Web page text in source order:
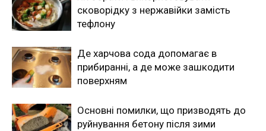
сковорідку з нержавійки замість
тефлону
Де харчова сода допомагає в
прибиранні, а де може зашкодити
поверхням
Основні помилки, що призводять до
руйнування бетону після зими